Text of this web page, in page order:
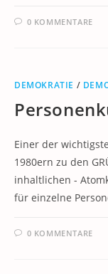
0 KOMMENTARE
DEMOKRATIE /
Einer der
1980ern zu den
inhaltlichen -
für einzelne
0 KOMMENTARE